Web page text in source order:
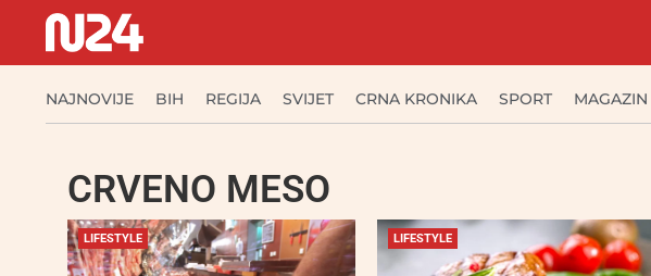
NAJNOVIJE BIH REGIJA SVIJET CRNA KRONIKA SPORT MAGAZIN
CRVENO MESO
LIFESTYLE LIFESTYLE